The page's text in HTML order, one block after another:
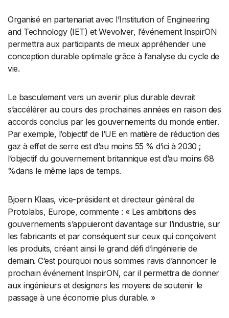
Organisé en partenariat avec l’Institution of Engineering
and Technology (IET) et Wevolver, l’événement InspirON
permettra aux participants de mieux appréhender une
conception durable optimale grâce à l’analyse du cycle de
vie.
Le basculement vers un avenir plus durable devrait
s’accélérer au cours des prochaines années en raison des
accords conclus par les gouvernements du monde entier.
Par exemple, l’objectif de l’UE en matière de réduction des
gaz à effet de serre est d’au moins 55 % d’ici à 2030 ;
l’objectif du gouvernement britannique est d’au moins 68
%dans le même laps de temps.
Bjoern Klaas, vice-président et directeur général de
Protolabs, Europe, commente : « Les ambitions des
gouvernements s’appuieront davantage sur l’industrie, sur
les fabricants et par conséquent sur ceux qui conçoivent
les produits, créant ainsi le grand défi d’ingénierie de
demain. C’est pourquoi nous sommes ravis d’annoncer le
prochain événement InspirON, car il permettra de donner
aux ingénieurs et designers les moyens de soutenir le
passage à une économie plus durable. »